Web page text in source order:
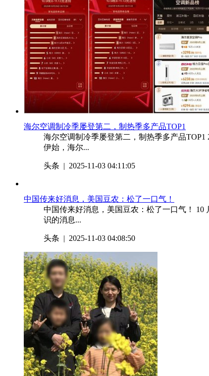
​海尔空调制冷季屡登第二，制热季多产品TOP1
海尔空调制冷季屡登第二，制热季多产品
伊始，海尔...
头条 | 2025-11-03 04:11:05
​中国传来好消息，美国豆农：松了一口气！
中国传来好消息，美国豆农：松了一口气！
识的消息...
头条 | 2025-11-03 04:08:50